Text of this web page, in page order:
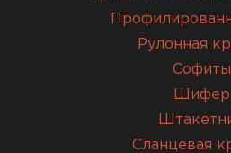
Рулонная
Софиты
Шифер
Сланцевая